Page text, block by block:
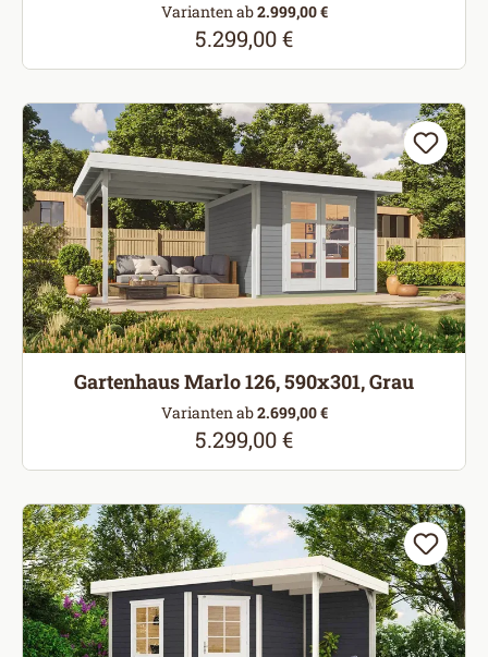
Varianten ab2.999,00 €
Regulärer Preis:
5.299,00 €
Gartenhaus Marlo 126, 590x301, Grau
Varianten ab2.699,00 €
Regulärer Preis:
5.299,00 €